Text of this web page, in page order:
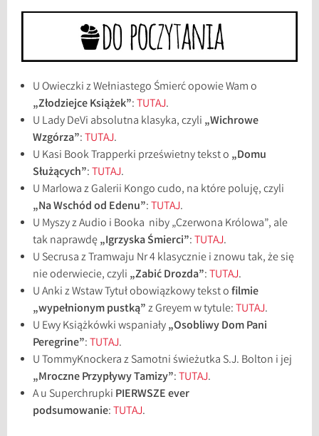
U Owieczki z Wełniastego Śmierć opowie Wam o
„Złodziejce Książek”:TUTAJ.
U Lady DeVi absolutna klasyka, czyli „Wichrowe
Wzgórza”:TUTAJ.
U Kasi Book Trapperki prześwietny tekst o „Domu
Służących”:TUTAJ.
U Marlowa z Galerii Kongo cudo, na które poluję, czyli
„Na Wschód od Edenu”:TUTAJ.
U Myszy z Audio i Booka niby „Czerwona Królowa”, ale
tak naprawdę„Igrzyska Śmierci”:TUTAJ.
U Secrusa z Tramwaju Nr 4 klasycznie i znowu tak, że się
nie oderwiecie, czyli „Zabić Drozda”:TUTAJ.
U Anki z Wstaw Tytuł obowiązkowy tekst ofilmie
„wypełnionym pustką”z Greyem w tytule:TUTAJ.
U Ewy Książkówki wspaniały„Osobliwy Dom Pani
Peregrine”:TUTAJ.
U TommyKnockera z Samotni świeżutka S.J. Bolton i jej
„Mroczne Przypływy Tamizy”:TUTAJ.
A u Superchrupki PIERWSZE ever
podsumowanie:TUTAJ.